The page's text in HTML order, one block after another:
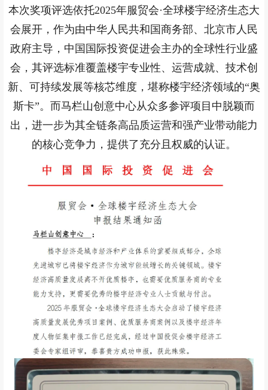
本次奖项评选依托2025年服贸会·全球楼宇经济生态大
会展开，作为由中华人民共和国商务部、北京市人民
政府主导，中国国际投资促进会主办的全球性行业盛
会，其评选标准覆盖楼宇专业性、运营成就、技术创
新、可持续发展等核芯维度，堪称楼宇经济领域的“奥
斯卡”。而马栏山创意中心从众多参评项目中脱颖而
出，进一步为其全链条高品质运营和强产业带动能力
的核心竞争力，提供了充分且权威的认证。